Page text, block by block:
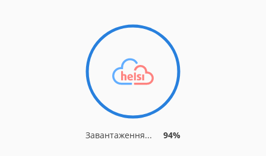
Завантаження... 94%